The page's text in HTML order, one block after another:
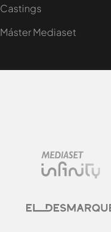
Castings
Máster Mediaset